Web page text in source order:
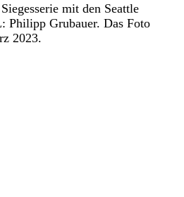
mit den Seattle
Philipp Grubauer. Das Foto
2023.